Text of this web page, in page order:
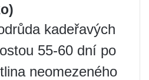
kadeřavých
55-60 dní po
neomezeného